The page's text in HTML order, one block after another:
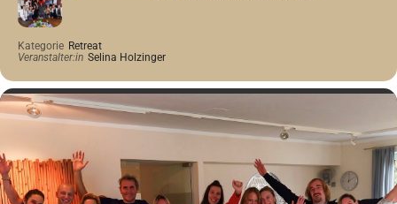
Kategorie Retreat
Veranstalter:in Selina Holzinger